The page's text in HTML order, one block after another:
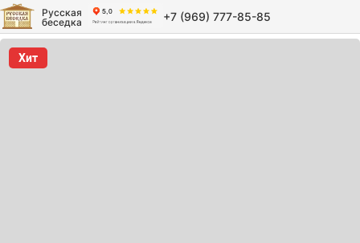
Русская
беседка
+7 (969) 777-85-85
Хит